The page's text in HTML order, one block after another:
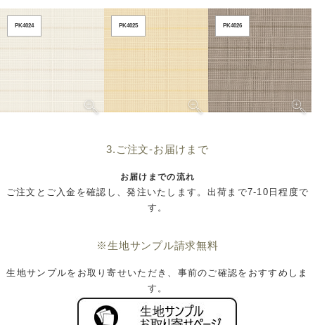
PK4024 PK4025 PK4026
3.ご注文-お届けまで
お届けまでの流れ
ご注文とご入金を確認し、発注いたします。出荷まで7-10日程度で
す。
※生地サンプル請求無料
生地サンプルをお取り寄せいただき、事前のご確認をおすすめしま
す。